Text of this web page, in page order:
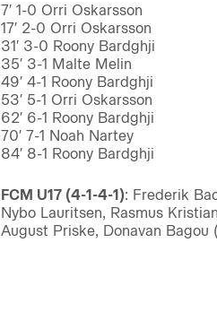
7′ 1-0 Orri Oskarsson
17′ 2-0 Orri Oskarsson
31′ 3-0 Roony Bardghji
35′ 3-1 Malte Melin
49′ 4-1 Roony Bardghji
53′ 5-1 Orri Oskarsson
62′ 6-1 Roony Bardghji
70′ 7-1 Noah Nartey
84′ 8-1 Roony Bardghji
FCM U17 (4-1-4-1): Frederik
Nybo Lauritsen, Rasmus
August Priske, Donavan